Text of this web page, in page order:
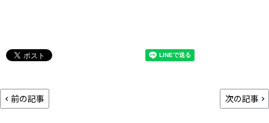
前の記事 次の記事